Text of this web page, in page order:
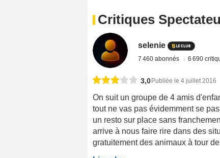
Critiques
selenie
7 460 abonnés 6 690
3,0Publiée le 4 juillet 2016
On suit un groupe de 4 amis
tout ne vas pas évidemment se
un resto sur place sans
arrive à nous faire rire dans des
gratuitement des animaux à tour